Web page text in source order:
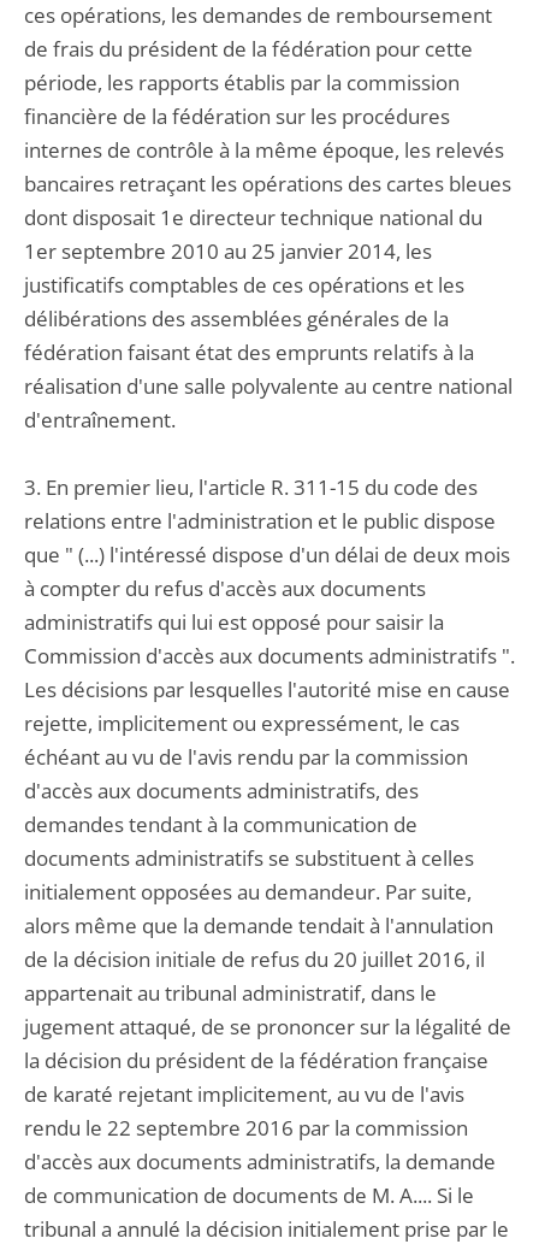
ces opérations, les demandes de remboursement
de frais du président de la fédération pour cette
période, les rapports établis par la commission
financière de la fédération sur les procédures
internes de contrôle à la même époque, les relevés
bancaires retraçant les opérations des cartes bleues
dont disposait 1e directeur technique national du
1er septembre 2010 au 25 janvier 2014, les
justificatifs comptables de ces opérations et les
délibérations des assemblées générales de la
fédération faisant état des emprunts relatifs à la
réalisation d'une salle polyvalente au centre national
d'entraînement.
3. En premier lieu, l'article R. 311-15 du code des
relations entre l'administration et le public dispose
que " (...) l'intéressé dispose d'un délai de deux mois
à compter du refus d'accès aux documents
administratifs qui lui est opposé pour saisir la
Commission d'accès aux documents administratifs ".
Les décisions par lesquelles l'autorité mise en cause
rejette, implicitement ou expressément, le cas
échéant au vu de l'avis rendu par la commission
d'accès aux documents administratifs, des
demandes tendant à la communication de
documents administratifs se substituent à celles
initialement opposées au demandeur. Par suite,
alors même que la demande tendait à l'annulation
de la décision initiale de refus du 20 juillet 2016, il
appartenait au tribunal administratif, dans le
jugement attaqué, de se prononcer sur la légalité de
la décision du président de la fédération française
de karaté rejetant implicitement, au vu de l'avis
rendu le 22 septembre 2016 par la commission
d'accès aux documents administratifs, la demande
de communication de documents de M. A.... Si le
tribunal a annulé la décision initialement prise par le